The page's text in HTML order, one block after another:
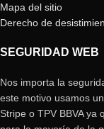
Mapa del sitio
Derecho de
SEGURIDAD WEB
Nos importa la
este motivo usamos
Stripe o TPV BBVA ya